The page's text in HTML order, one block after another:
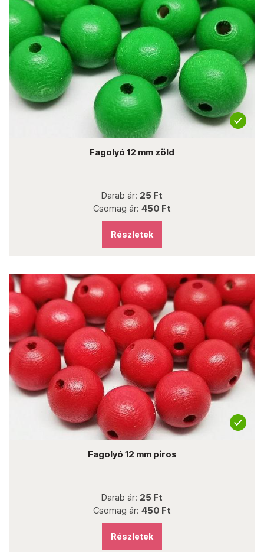
Fagolyó 12 mm zöld
Darab ár: 25 Ft
Csomag ár: 450 Ft
Részletek
Fagolyó 12 mm piros
Darab ár: 25 Ft
Csomag ár: 450 Ft
Részletek